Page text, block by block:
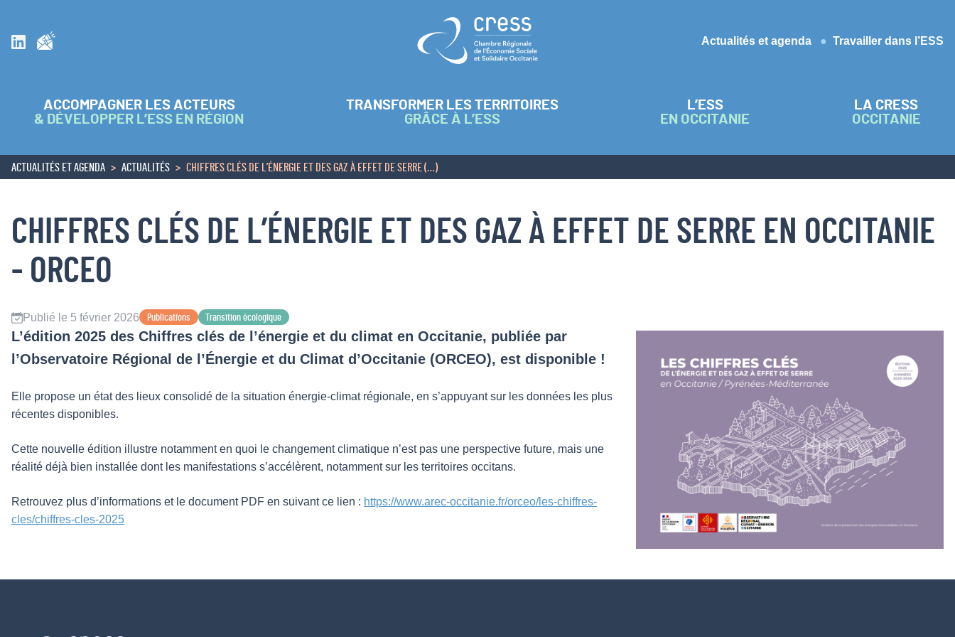
Suivez nous sur Linkedin
Retour à l'accueil
Actualités et agenda
Travailler dans l’ESS
ACCOMPAGNER LES ACTEURS
& DÉVELOPPER L’ESS EN RÉGION
TRANSFORMER LES TERRITOIRES
GRÂCE À L’ESS
L’ESS
EN OCCITANIE
LA CRESS
OCCITANIE
ACCUEIL
ACTUALITÉS ET AGENDA ACTUALITÉS CHIFFRES CLÉS DE L’ÉNERGIE ET DES GAZ À EFFET DE SERRE (…)
CHIFFRES CLÉS DE L’ÉNERGIE ET DES GAZ À EFFET DE SERRE EN OCCITANIE
- ORCEO
Publié le 5 février 2026 Publications Transition écologique
L’édition 2025 des Chiffres clés de l’énergie et du climat en Occitanie, publiée par
l’Observatoire Régional de l’Énergie et du Climat d’Occitanie (ORCEO), est disponible !
Elle propose un état des lieux consolidé de la situation énergie-climat régionale, en s’appuyant sur les données les plus
récentes disponibles.
Cette nouvelle édition illustre notamment en quoi le changement climatique n’est pas une perspective future, mais une
réalité déjà bien installée dont les manifestations s’accélèrent, notamment sur les territoires occitans.
Retrouvez plus d’informations et le document PDF en suivant ce lien : https://www.arec-occitanie.fr/orceo/les-chiffres-
cles/chiffres-cles-2025